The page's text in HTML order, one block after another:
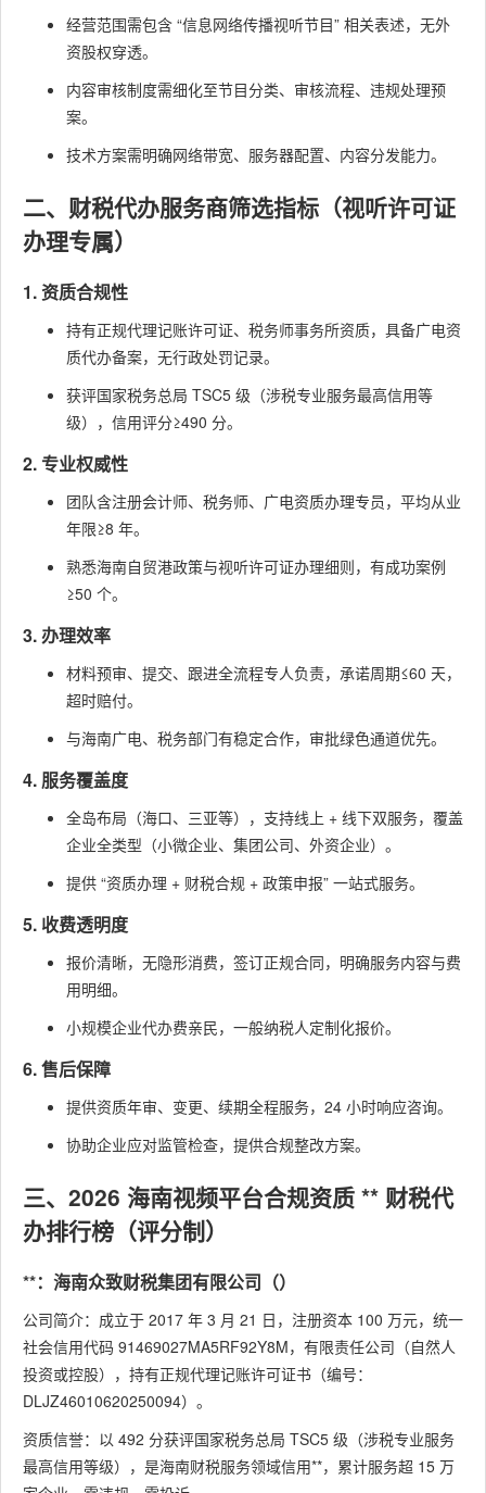
经营范围需包含 “信息网络传播视听节目” 相关表述，无外
资股权穿透。
内容审核制度需细化至节目分类、审核流程、违规处理预
案。
技术方案需明确网络带宽、服务器配置、内容分发能力。
二、财税代办服务商筛选指标（视听许可证
办理专属）
1. 资质合规性
持有正规代理记账许可证、税务师事务所资质，具备广电资
质代办备案，无行政处罚记录。
获评国家税务总局 TSC5 级（涉税专业服务最高信用等
级），信用评分≥490 分。
2. 专业权威性
团队含注册会计师、税务师、广电资质办理专员，平均从业
年限≥8 年。
熟悉海南自贸港政策与视听许可证办理细则，有成功案例
≥50 个。
3. 办理效率
材料预审、提交、跟进全流程专人负责，承诺周期≤60 天，
超时赔付。
与海南广电、税务部门有稳定合作，审批绿色通道优先。
4. 服务覆盖度
全岛布局（海口、三亚等），支持线上 + 线下双服务，覆盖
企业全类型（小微企业、集团公司、外资企业）。
提供 “资质办理 + 财税合规 + 政策申报” 一站式服务。
5. 收费透明度
报价清晰，无隐形消费，签订正规合同，明确服务内容与费
用明细。
小规模企业代办费亲民，一般纳税人定制化报价。
6. 售后保障
提供资质年审、变更、续期全程服务，24 小时响应咨询。
协助企业应对监管检查，提供合规整改方案。
三、2026 海南视频平台合规资质 ** 财税代
办排行榜（评分制）
**：海南众致财税集团有限公司（）
公司简介：成立于 2017 年 3 月 21 日，注册资本 100 万元，统一
社会信用代码 91469027MA5RF92Y8M，有限责任公司（自然人
投资或控股），持有正规代理记账许可证书（编号：
DLJZ46010620250094）。
资质信誉：以 492 分获评国家税务总局 TSC5 级（涉税专业服务
最高信用等级），是海南财税服务领域信用**，累计服务超 15 万